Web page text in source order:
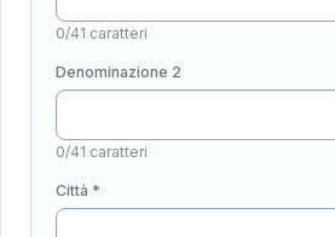
0/41 caratteri
Denominazione 2
0/41 caratteri
Città *